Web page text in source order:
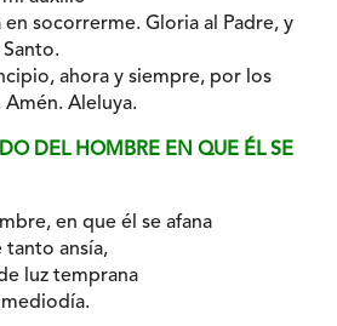
en socorrerme. Gloria al Padre, y
ahora y siempre, por los
Aleluya.
DEL HOMBRE EN QUE ÉL SE
en que él se afana
tanto ansía,
luz temprana